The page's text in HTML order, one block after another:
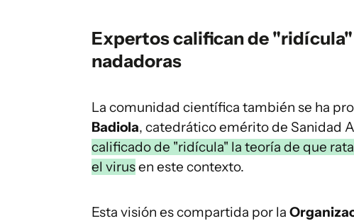
Expertos califican de
nadadoras
La comunidad científica también se ha
Badiola, catedrático emérito de Sanidad
calificado de "ridícula" la teoría de que
el virusen este contexto.
Esta visión es compartida por la